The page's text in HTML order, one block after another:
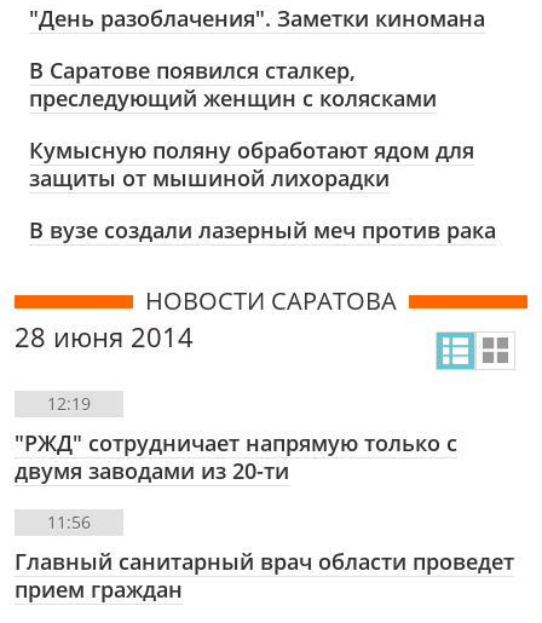
"День разоблачения". Заметки киномана
В Саратове появился сталкер,
преследующий женщин с колясками
Кумысную поляну обработают ядом для
защиты от мышиной лихорадки
В вузе создали лазерный меч против рака
НОВОСТИ САРАТОВА
28 июня 2014
12:19
"РЖД" сотрудничает напрямую только с
двумя заводами из 20-ти
11:56
Главный санитарный врач области проведет
прием граждан